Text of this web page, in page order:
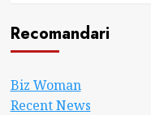
Recomandari
Biz Woman
Recent News